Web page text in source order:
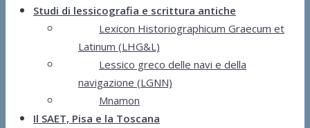
Studi di lessicografia e scrittura antiche
Lexicon Historiographicum Graecum et
Latinum (LHG&L)
Lessico greco delle navi e della
navigazione (LGNN)
Mnamon
Il SAET, Pisa e la Toscana